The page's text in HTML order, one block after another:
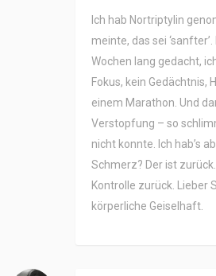
Ich hab Nortriptylin
meinte, das sei
Wochen lang gedacht,
Fokus, kein Gedächtnis,
einem Marathon. Und
Verstopfung – so
nicht konnte. Ich hab’s
Schmerz? Der ist
Kontrolle zurück. Lieber
körperliche Geiselhaft.